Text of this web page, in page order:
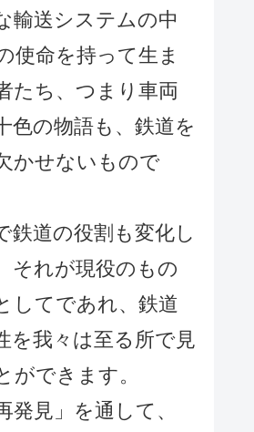
輸送システムの中
使命を持って生ま
たち、つまり車両
色の物語も、鉄道を
かせないもので
鉄道の役割も変化し
それが現役のもの
してであれ、鉄道
を我々は至る所で見
ができます。
発見」を通して、